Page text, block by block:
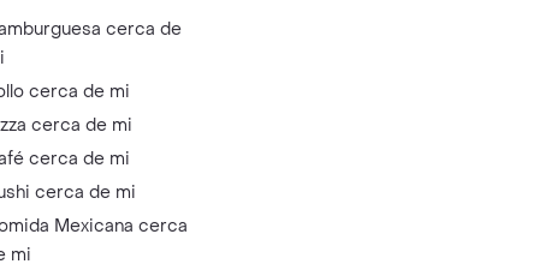
cerca de
cerca de mi
cerca de mi
cerca de mi
cerca de mi
Mexicana cerca
mi